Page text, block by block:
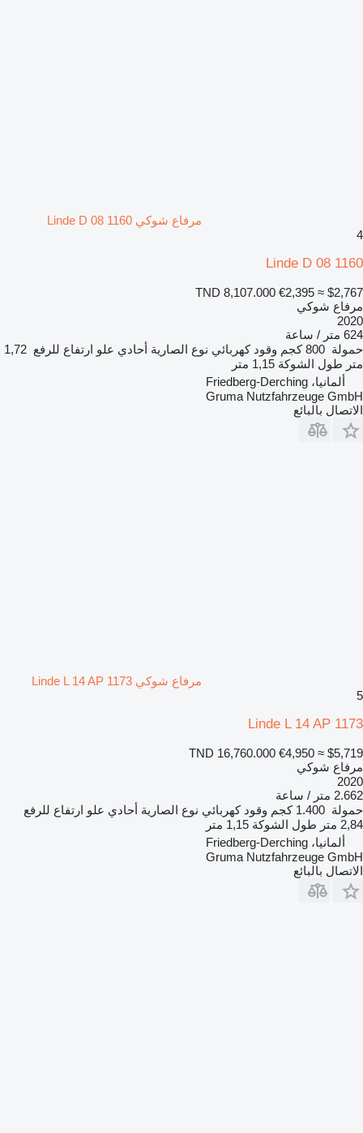
مرفاع شوكي Linde D 08 1160
4
Linde D 08 1160
TND 8,107.000 €2,395 ≈ $2,767
مرفاع شوكي
2020
624 متر / ساعة
حمولة 800 كجم وقود كهربائي نوع الصارية أحادي علو ارتفاع للرفع 1,72
متر طول الشوكة 1,15 متر
ألمانيا، Friedberg-Derching
Gruma Nutzfahrzeuge GmbH
الاتصال بالبائع
مرفاع شوكي Linde L 14 AP 1173
5
Linde L 14 AP 1173
TND 16,760.000 €4,950 ≈ $5,719
مرفاع شوكي
2020
2.662 متر / ساعة
حمولة 1.400 كجم وقود كهربائي نوع الصارية أحادي علو ارتفاع للرفع
2,84 متر
طول الشوكة 1,15 متر
ألمانيا، Friedberg-Derching
Gruma Nutzfahrzeuge GmbH
الاتصال بالبائع